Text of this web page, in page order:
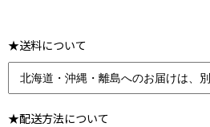
★送料について
★配送方法について